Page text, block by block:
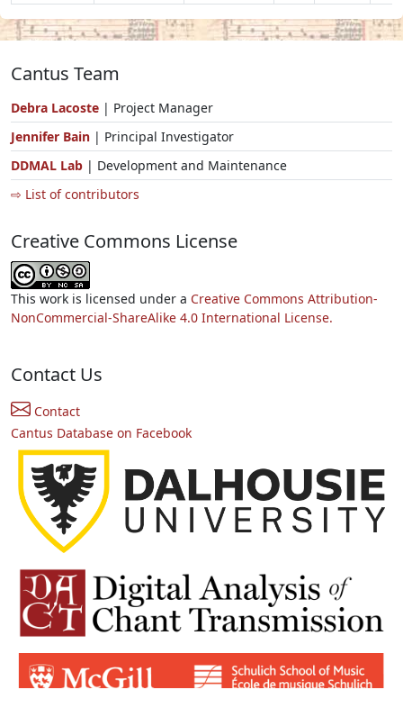
Cantus Team
Debra Lacoste | Project Manager
Jennifer Bain | Principal Investigator
DDMAL Lab | Development and Maintenance
⇨ List of contributors
Creative Commons License
This work is licensed under a Creative Commons Attribution-
NonCommercial-ShareAlike 4.0 International License.
Contact Us
Contact
Cantus Database on Facebook